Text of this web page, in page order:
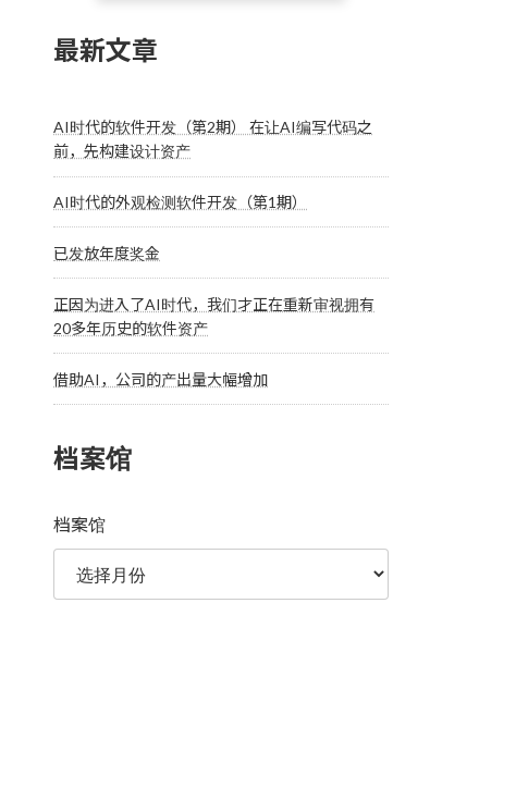
最新文章
AI时代的软件开发（第2期） 在让AI编写代码之
前，先构建设计资产
AI时代的外观检测软件开发（第1期）
已发放年度奖金
正因为进入了AI时代，我们才正在重新审视拥有
20多年历史的软件资产
借助AI，公司的产出量大幅增加
档案馆
档案馆